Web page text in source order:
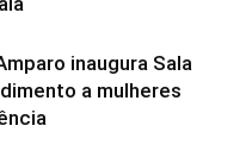
inaugura Sala
a mulheres